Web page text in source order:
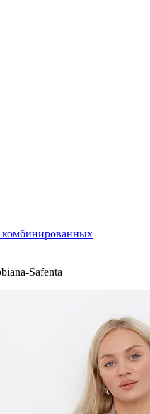
комбинированных
Safenta